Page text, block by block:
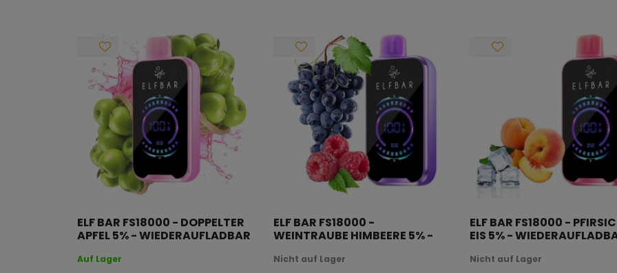
ELF BAR FS18000 - DOPPELTER
APFEL 5% - WIEDERAUFLADBAR
Auf Lager
ELF BAR FS18000 -
WEINTRAUBE HIMBEERE 5% -
Nicht auf Lager
ELF BAR FS18000 -
EIS 5% -
Nicht auf Lager